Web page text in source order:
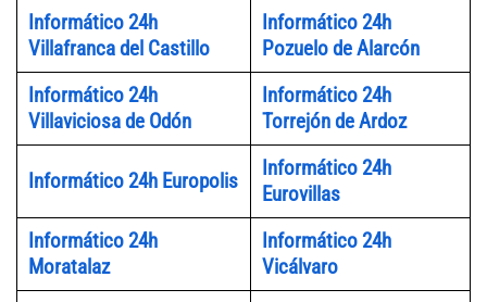
Informático 24h
Villafranca del Castillo
Informático 24h
Pozuelo de Alarcón
Informático 24h
Villaviciosa de Odón
Informático 24h
Torrejón de Ardoz
Informático 24h Europolis
Informático 24h
Eurovillas
Informático 24h
Moratalaz
Informático 24h
Vicálvaro